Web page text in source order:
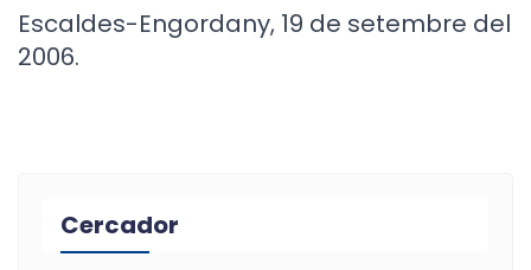
Escaldes-Engordany, 19 de setembre del
2006.
Cercador